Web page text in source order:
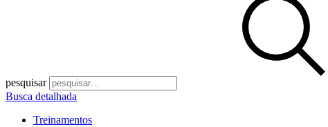
pesquisar
Busca detalhada
Treinamentos